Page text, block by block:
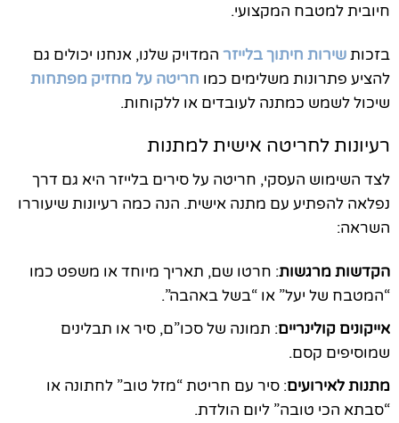
חיובית למטבח המקצועי.
בזכותשירות חיתוך בלייזר המדויק שלנו, אנחנו יכולים גם
להציע פתרונות משלימים כמו חריטה על מחזיק מפתחות
שיכול לשמש כמתנה לעובדים או ללקוחות.
רעיונות לחריטה אישית למתנות
לצד השימוש העסקי, חריטה על סירים בלייזר היא גם דרך
נפלאה להפתיע עם מתנה אישית. הנה כמה רעיונות שיעוררו
השראה:
הקדשות מרגשות: חרטו שם, תאריך מיוחד או משפט כמו
“המטבח של יעל” או “בשל באהבה”.
אייקונים קולינריים: תמונה של סכו”ם, סיר או תבלינים
שמוסיפים קסם.
מתנות לאירועים: סיר עם חריטת “מזל טוב” לחתונה או
“סבתא הכי טובה” ליום הולדת.